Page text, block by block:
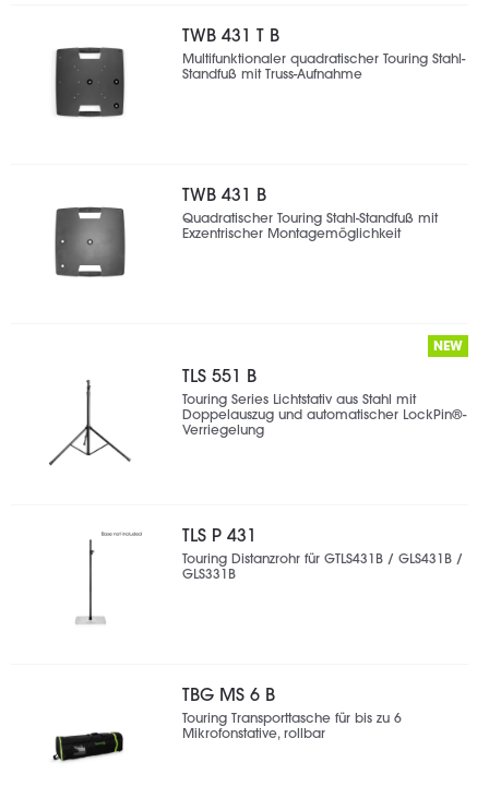
TWB 431 T B
Multifunktionaler quadratischer Touring Stahl-
Standfuß mit Truss-Aufnahme
TWB 431 B
Quadratischer Touring Stahl-Standfuß mit
Exzentrischer Montagemöglichkeit
NEW
TLS 551 B
Touring Series Lichtstativ aus Stahl mit
Doppelauszug und automatischer LockPin®-
Verriegelung
TLS P 431
Touring Distanzrohr für GTLS431B / GLS431B /
GLS331B
TBG MS 6 B
Touring Transporttasche für bis zu 6
Mikrofonstative, rollbar